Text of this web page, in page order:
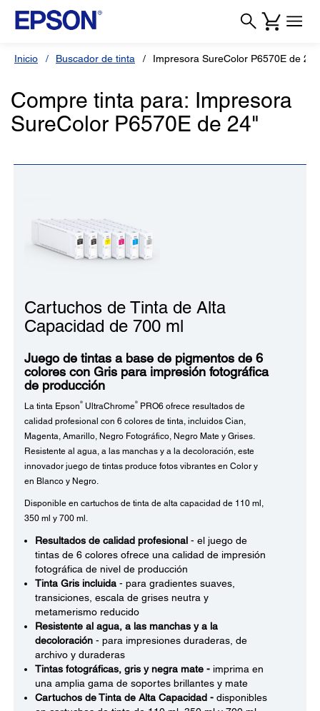
Inicio Buscador de tinta Impresora SureColor P6570E de 24"
Compre tinta para: Impresora
SureColor P6570E de 24"
Cartuchos de Tinta de Alta
Capacidad de 700 ml
Juego de tintas a base de pigmentos de 6
colores con Gris para impresión fotográfica
de producción
La tinta Epson ® UltraChrome ®
PRO6 ofrece resultados de
calidad profesional con 6 colores de tinta, incluidos Cian,
Magenta, Amarillo, Negro Fotográfico, Negro Mate y Grises.
Resistente al agua, a las manchas y a la decoloración, este
innovador juego de tintas produce fotos vibrantes en Color y
en Blanco y Negro.
Disponible en cartuchos de tinta de alta capacidad de 110 ml,
350 ml y 700 ml.
Resultados de calidad profesional - el juego de
tintas de 6 colores ofrece una calidad de impresión
fotográfica de nivel de producción
Tinta Gris incluida - para gradientes suaves,
transiciones, escala de grises neutra y
metamerismo reducido
Resistente al agua, a las manchas y a la
decoloración - para impresiones duraderas, de
archivo y duraderas
Tintas fotográficas, gris y negra mate - imprima en
una amplia gama de soportes brillantes y mate
Cartuchos de Tinta de Alta Capacidad - disponibles